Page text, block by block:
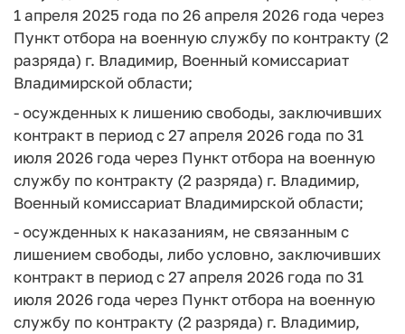
1 апреля 2025 года по 26 апреля 2026 года через
Пункт отбора на военную службу по контракту (2
разряда) г. Владимир, Военный комиссариат
Владимирской области;
- осужденных к лишению свободы, заключивших
контракт в период с 27 апреля 2026 года по 31
июля 2026 года через Пункт отбора на военную
службу по контракту (2 разряда) г. Владимир,
Военный комиссариат Владимирской области;
- осужденных к наказаниям, не связанным с
лишением свободы, либо условно, заключивших
контракт в период с 27 апреля 2026 года по 31
июля 2026 года через Пункт отбора на военную
службу по контракту (2 разряда) г. Владимир,